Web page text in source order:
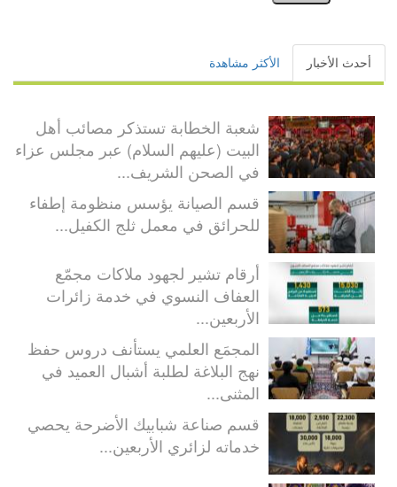
أحدث الأخبار الأكثر مشاهدة
شعبة الخطابة تستذكر مصائب أهل
البيت (عليهم السلام) عبر مجلس عزاء
في الصحن الشريف...
قسم الصيانة يؤسس منظومة إطفاء
للحرائق في معمل ثلج الكفيل...
أرقام تشير لجهود ملاكات مجمّع
العفاف النسوي في خدمة زائرات
الأربعين...
المجمَع العلمي يستأنف دروس حفظ
نهج البلاغة لطلبة أشبال العميد في
المثنى...
قسم صناعة شبابيك الأضرحة يحصي
خدماته لزائري الأربعين...